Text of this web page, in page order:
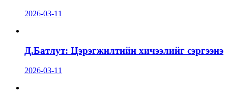
2026-03-11
Д.Батлут: Цэрэгжилтийн хичээлийг сэргээнэ
2026-03-11